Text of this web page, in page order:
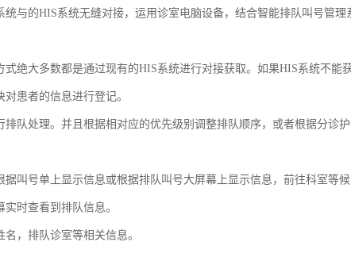
与的HIS系统无缝对接，运用诊室电脑设备，结合智能排队叫号管理
绝大多数都是通过现有的HIS系统进行对接获取。如果HIS系统不能
患者的信息进行登记。
队处理。并且根据相对应的优先级别调整排队顺序，或者根据分诊
叫号单上显示信息或根据排队叫号大屏幕上显示信息，前往科室等候
时查看到排队信息。
，排队诊室等相关信息。